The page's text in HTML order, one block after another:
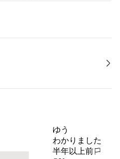
ゆう
わかりました
半年以上前
報告する